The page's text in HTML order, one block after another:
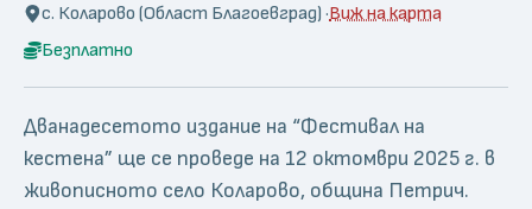
с. Коларово (Област Благоевград) ·Виж на карта
Безплатно
Дванадесетото издание на “Фестивал на
кестена” ще се проведе на 12 октомври 2025 г. в
живописното село Коларово, община Петрич.